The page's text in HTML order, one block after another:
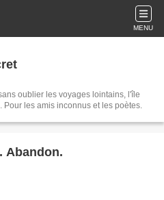
MENU
oublier les voyages lointains, l'île
Pour les amis inconnus et les poètes.
Abandon.